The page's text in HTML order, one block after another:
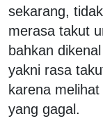
sekarang,
merasa takut
bahkan
yakni rasa
karena
yang gagal.